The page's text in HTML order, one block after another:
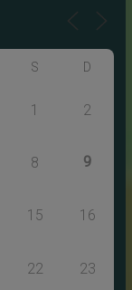
S D
1 2
8 9
15 16
22 23